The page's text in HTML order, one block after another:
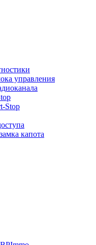
управления
Stop
капота